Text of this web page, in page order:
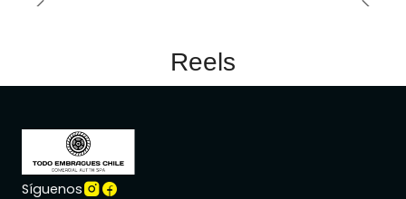
Reels
Síguenos